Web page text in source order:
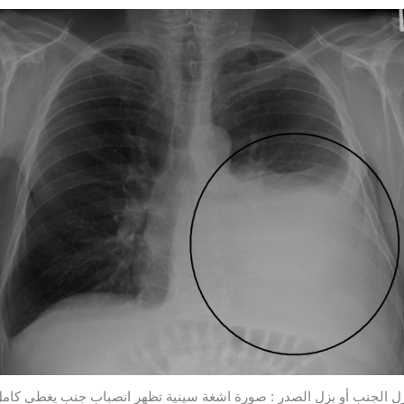
الجنب أو بزل الصدر : صورة اشغة سينية تظهر انصباب جنب يغطي